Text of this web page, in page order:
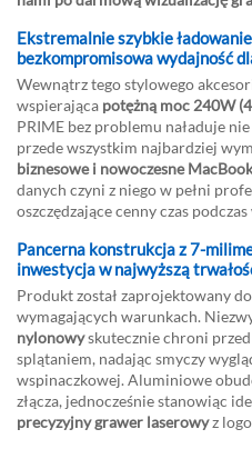
Ekstremalnie szybkie
bezkompromisowa wydajność
Wewnątrz tego stylowego
wspierająca potężną moc 240W
PRIME bez problemu naładuje
przede wszystkim najbardziej
biznesowe i nowoczesne
danych czyni z niego w pełni
oszczędzające cenny czas
Pancerna konstrukcja z 7-
inwestycja w najwyższą
Produkt został zaprojektowany
wymagających warunkach.
nylonowyskutecznie chroni
splątaniem, nadając smyczy
wspinaczkowej. Aluminiowe
złącza, jednocześnie stanowiąc
precyzyjny grawer laserowyz